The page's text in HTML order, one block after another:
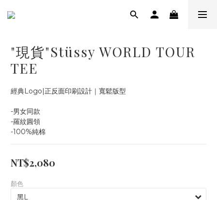
"現貨"Stüssy WORLD TOUR
TEE
經典Logo|正反面印刷設計｜寬鬆版型
-男女同款
-羅紋圓領
-100%純棉
NT$2,080
顏色